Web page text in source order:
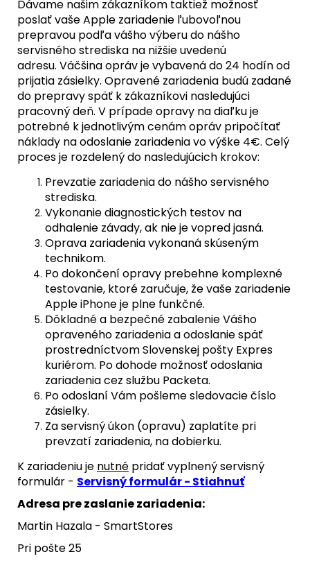
Dávame našim zákazníkom taktiež možnosť
poslať vaše Apple zariadenie ľubovoľnou
prepravou podľa vášho výberu do nášho
servisného strediska na nižšie uvedenú
adresu. Väčšina opráv je vybavená do 24 hodín od
prijatia zásielky. Opravené zariadenia budú zadané
do prepravy späť k zákazníkovi nasledujúci
pracovný deň. V prípade opravy na diaľku je
potrebné k jednotlivým cenám opráv pripočítať
náklady na odoslanie zariadenia vo výške 4€. Celý
proces je rozdelený do nasledujúcich krokov:
Prevzatie zariadenia do nášho servisného
strediska.
Vykonanie diagnostických testov na
odhalenie závady, ak nie je vopred jasná.
Oprava zariadenia vykonaná skúseným
technikom.
Po dokončení opravy prebehne komplexné
testovanie, ktoré zaručuje, že vaše zariadenie
Apple iPhone je plne funkčné.
Dôkladné a bezpečné zabalenie Vášho
opraveného zariadenia a odoslanie späť
prostredníctvom Slovenskej pošty Expres
kuriérom. Po dohode možnosť odoslania
zariadenia cez službu Packeta.
Po odoslaní Vám pošleme sledovacie číslo
zásielky.
Za servisný úkon (opravu) zaplatíte pri
prevzatí zariadenia, na dobierku.
K zariadeniu je nutné pridať vyplnený servisný
formulár - Servisný formulár - Stiahnuť
Adresa pre zaslanie zariadenia:
Martin Hazala - SmartStores
Pri pošte 25